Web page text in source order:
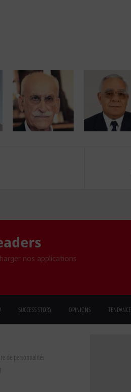
nos applications
SUCCESS STORY OPINIONS TENDANCE
de personnalités